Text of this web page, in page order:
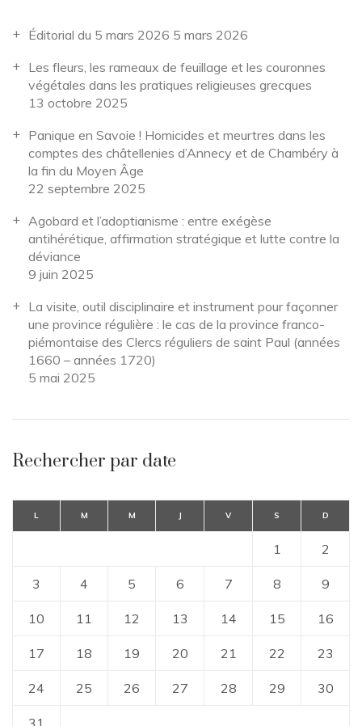
Éditorial du 5 mars 2026 5 mars 2026
Les fleurs, les rameaux de feuillage et les couronnes
végétales dans les pratiques religieuses grecques
13 octobre 2025
Panique en Savoie ! Homicides et meurtres dans les
comptes des châtellenies d’Annecy et de Chambéry à
la fin du Moyen Âge
22 septembre 2025
Agobard et l’adoptianisme : entre exégèse
antihérétique, affirmation stratégique et lutte contre la
déviance
9 juin 2025
La visite, outil disciplinaire et instrument pour façonner
une province régulière : le cas de la province franco-
piémontaise des Clercs réguliers de saint Paul (années
1660 – années 1720)
5 mai 2025
Rechercher par date
L M M J V S D
1 2
3 4 5 6 7 8 9
10 11 12 13 14 15 16
17 18 19 20 21 22 23
24 25 26 27 28 29 30